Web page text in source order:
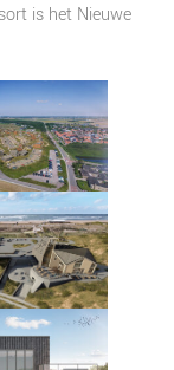
is het Nieuwe